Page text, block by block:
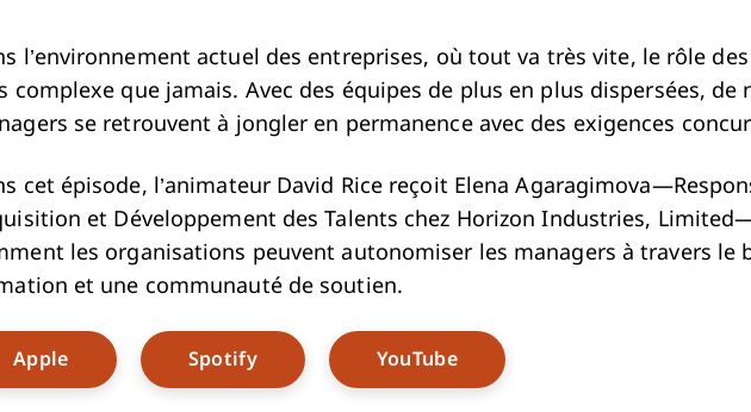
l’environnement actuel des entreprises, où tout va très vite, le rôle
complexe que jamais. Avec des équipes de plus en plus dispersées, de
se retrouvent à jongler en permanence avec des exigences
cet épisode, l’animateur David Rice reçoit Elena
et Développement des Talents chez Horizon Industries,
les organisations peuvent autonomiser les managers à travers le
et une communauté de soutien.
AppleOpens New Window
SpotifyOpens New Window
YouTubeOpens New Window